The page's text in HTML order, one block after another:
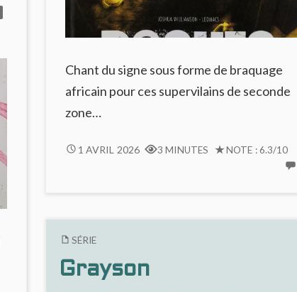
Chant du signe sous forme de braquage
africain pour ces supervilains de seconde
zone…
ROGUES
MAGNIFIQUES
1 AVRIL 2026 3 MINUTES
NOTE : 6.3/10
SÉRIE
Grayson